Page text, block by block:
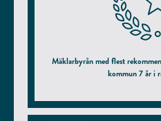
Mäklarbyrån med flest
kommun 7 år i